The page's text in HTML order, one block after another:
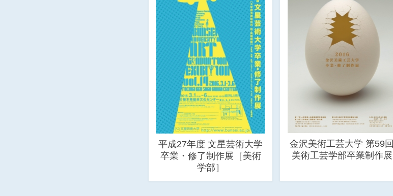
平成27年度 文星芸術大学
卒業・修了制作展［美術
学部］
金沢美術工芸大学 第59回
美術工芸学部卒業制作展